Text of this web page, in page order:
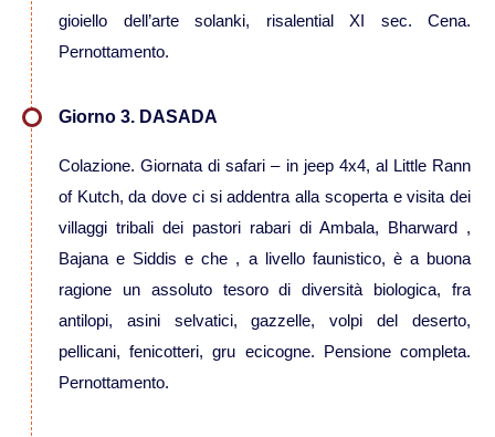
Viaggi in Kazakistan
Viaggi in Malesia
Viaggi in Mongolia
Viaggi in Nepal Tibet Bhutan
gioiello dell’arte solanki, risalential XI sec. Cena.
Pernottamento.
Giorno 3. DASADA
Colazione. Giornata di safari – in jeep 4x4, al Little Rann
of Kutch, da dove ci si addentra alla scoperta e visita dei
villaggi tribali dei pastori rabari di Ambala, Bharward ,
Bajana e Siddis e che , a livello faunistico, è a buona
ragione un assoluto tesoro di diversità biologica, fra
antilopi, asini selvatici, gazzelle, volpi del deserto,
pellicani, fenicotteri, gru ecicogne. Pensione completa.
Pernottamento.